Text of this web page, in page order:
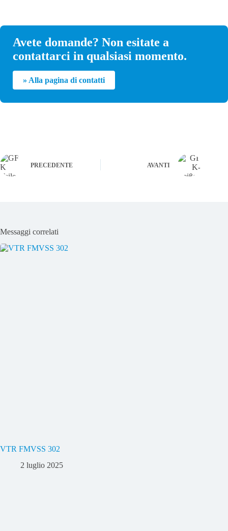
Avete domande? Non esitate a
contattarci in qualsiasi momento.
» Alla pagina di contatti
PRECEDENTE AVANTI
Messaggi correlati
VTR FMVSS 302
2 luglio 2025